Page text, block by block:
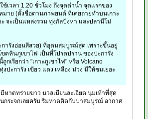
ช้เวลา 1.20 ชั่วโมง ถึงจุดดำน้ำ จุดแรกของ
มาย (ตั้งชื่อตามภาพยนต์ ที่เคยถ่ายทำบนเกาะ
จะเป็นแหล่งรวม ทุ่งกัลปังหา และปลานีโม่
การังอ่อนสีสวย) ที่อุดมสมบูรณ์สุด เพราะขึ้นอยู่
ดหินภูเขาไฟ เป็นที่โปรดปราน ของปะการัง
กเรียกว่า "เกาะภูเขาไฟ" หรือ Volcano
ปะการัง เขียว แดง เหลือง ม่วง มีให้ชมเยอะ
าดทรายขาว นวลเนียนละเอียด นุ่มเท้าที่สุด
กระจกเลยครับ ริมหาดติดกับป่าสมบูรณ์ อากาศ